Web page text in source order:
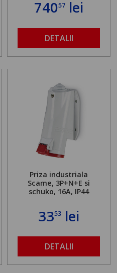
74057 lei
DETALII
Priza industriala
Scame, 3P+N+E si
schuko, 16A, IP44
3353 lei
DETALII